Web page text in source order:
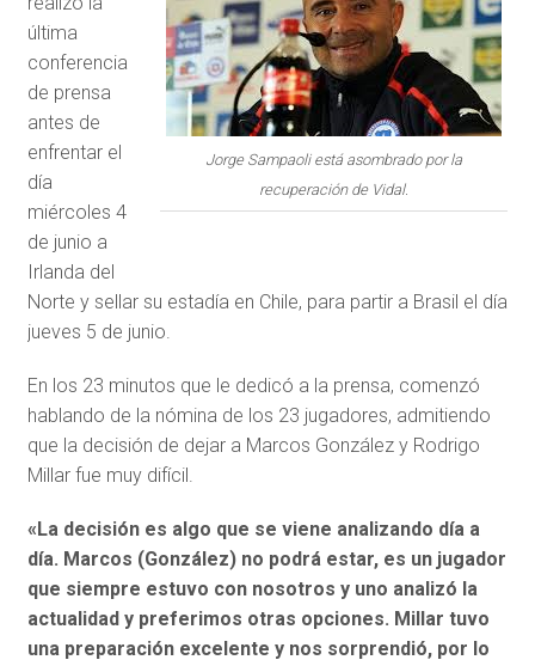
Jorge Sampaoli está asombrado por la
recuperación de Vidal.
última
conferencia
de prensa
antes de
enfrentar el
día
miércoles 4
de junio a
Irlanda del
Norte y sellar su estadía en Chile, para partir a Brasil el día
jueves 5 de junio.
En los 23 minutos que le dedicó a la prensa, comenzó
hablando de la nómina de los 23 jugadores, admitiendo
que la decisión de dejar a Marcos González y Rodrigo
Millar fue muy difícil.
«La decisión es algo que se viene analizando día a
día. Marcos (González) no podrá estar, es un jugador
que siempre estuvo con nosotros y uno analizó la
actualidad y preferimos otras opciones. Millar tuvo
una preparación excelente y nos sorprendió, por lo